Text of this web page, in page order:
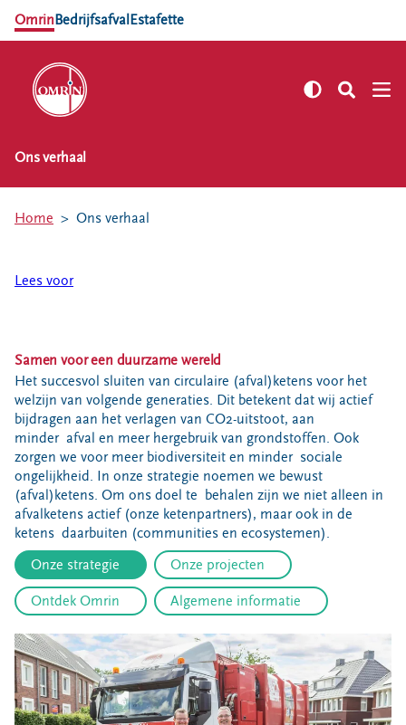
OmrinBedrijfsafval Estafette
NL EN
Afval scheiden
Kringloopspullen
Afval aanmelden
Bouwcontainer huren
Ons verhaal
Nieuws
Ontdek Omrin
Over Omrin
Hier werken we aan
Ecopark De Wierde
Reststoffen Energie Centrale
Projecten
Contact
Storing, klacht of vraag
Ons verhaal
Home Ons verhaal
Lees voor
Samen voor een duurzame wereld
Het succesvol sluiten van circulaire (afval)ketens voor het
welzijn van volgende generaties. Dit betekent dat wij actief
bijdragen aan het verlagen van CO2-uitstoot, aan
minder afval en meer hergebruik van grondstoffen. Ook
zorgen we voor meer biodiversiteit en minder sociale
ongelijkheid. In onze strategie noemen we bewust
(afval)ketens. Om ons doel te behalen zijn we niet alleen in
afvalketens actief (onze ketenpartners), maar ook in de
ketens daarbuiten (communities en ecosystemen).
Onze strategie
Onze projecten
Ontdek Omrin Algemene informatie